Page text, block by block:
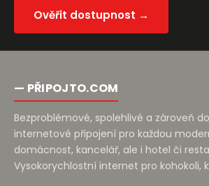
Ověřit dostupnost →
— PŘIPOJTO.COM
Bezproblémové, spolehlivé a zároveň
internetové připojení pro každou
domácnost, kancelář, ale i hotel či
Vysokorychlostní internet pro kohokoli,